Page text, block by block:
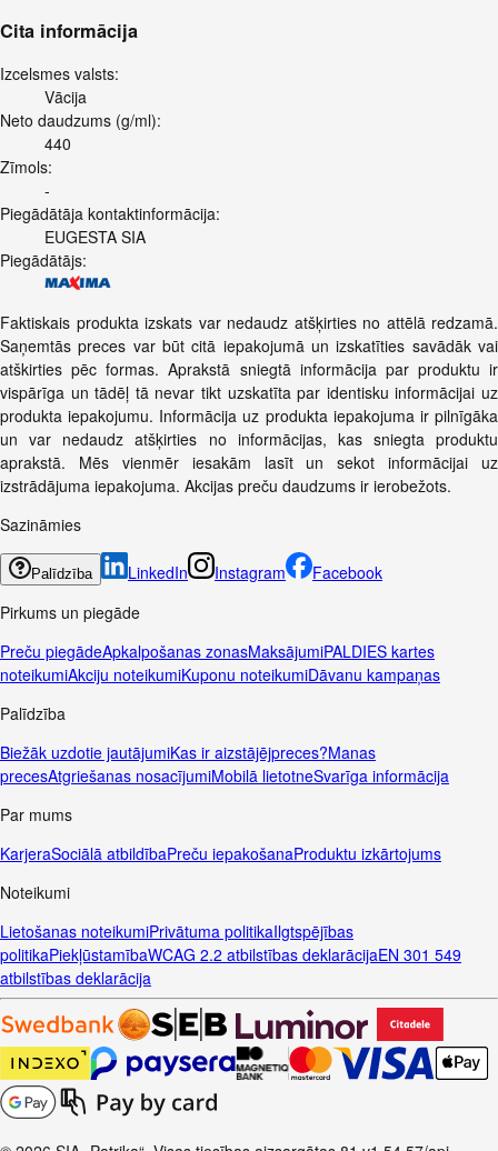
Cita informācija
Izcelsmes valsts:
Vācija
Neto daudzums (g/ml):
440
Zīmols:
-
Piegādātāja kontaktinformācija:
EUGESTA SIA
Piegādātājs:
Faktiskais produkta izskats var nedaudz atšķirties no attēlā redzamā.
Saņemtās preces var būt citā iepakojumā un izskatīties savādāk vai
atškirties pēc formas. Aprakstā sniegtā informācija par produktu ir
vispārīga un tādēļ tā nevar tikt uzskatīta par identisku informācijai uz
produkta iepakojumu. Informācija uz produkta iepakojuma ir pilnīgāka
un var nedaudz atšķirties no informācijas, kas sniegta produktu
aprakstā. Mēs vienmēr iesakām lasīt un sekot informācijai uz
izstrādājuma iepakojuma. Akcijas preču daudzums ir ierobežots.
Sazināmies
Palīdzība LinkedIn Instagram
Facebook
Pirkums un piegāde
Preču piegādeApkalpošanas zonasMaksājumiPALDIES kartes
noteikumiAkciju noteikumiKuponu noteikumiDāvanu kampaņas
Palīdzība
Biežāk uzdotie jautājumiKas ir aizstājējpreces?Manas
precesAtgriešanas nosacījumiMobilā lietotneSvarīga informācija
Par mums
KarjeraSociālā atbildībaPreču iepakošanaProduktu izkārtojums
Noteikumi
Lietošanas noteikumiPrivātuma politikaIlgtspējības
politikaPiekļūstamībaWCAG 2.2 atbilstības deklarācijaEN 301 549
atbilstības deklarācija